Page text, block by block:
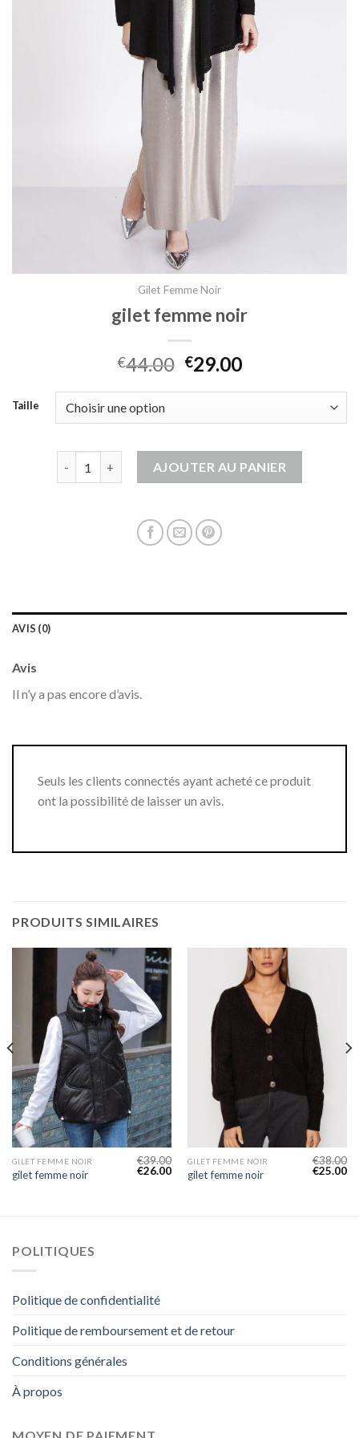
Gilet Femme Noir
gilet femme noir
€44.00 €29.00
Taille
AJOUTER AU PANIER
AVIS (0)
Avis
Il n’y a pas encore d’avis.
Seuls les clients connectés ayant acheté ce produit
ont la possibilité de laisser un avis.
PRODUITS SIMILAIRES
GILET FEMME NOIR
gilet femme noir
€39.00
€26.00
GILET FEMME NOIR
gilet femme noir
€38.00
€25.00
POLITIQUES
Politique de confidentialité
Politique de remboursement et de retour
Conditions générales
À propos
MOYEN DE PAIEMENT